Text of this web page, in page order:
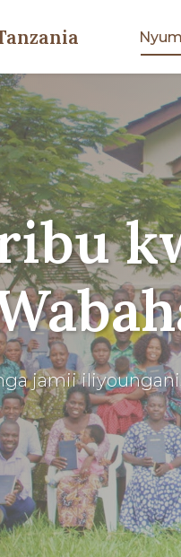
Kuhimiza